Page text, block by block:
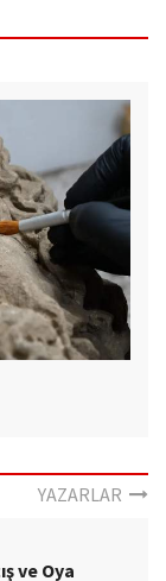
YAZARLAR
ve Oya